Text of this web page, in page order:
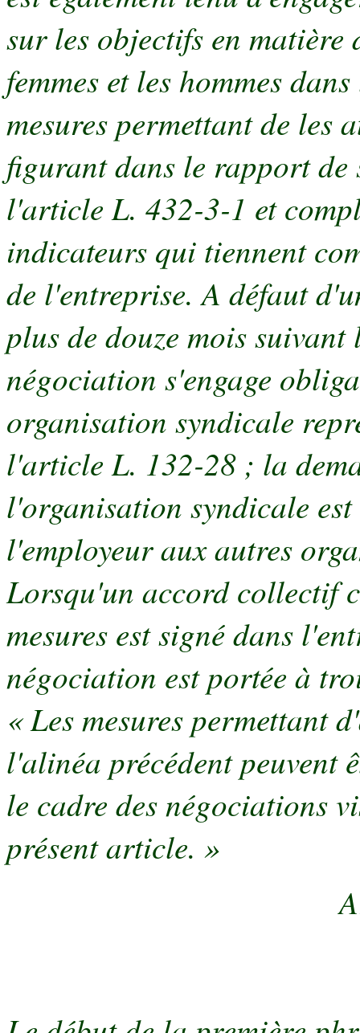
sur les objectifs en matière
femmes et les hommes
mesures permettant de les
figurant dans le rapport
l'article L. 432-3-1 et
indicateurs qui tiennent
de l'entreprise. A défaut
plus de douze mois
négociation s'engage
organisation syndicale
l'article L. 132-28 ; la
l'organisation syndicale
l'employeur aux autres
Lorsqu'un accord collectif
mesures est signé dans
négociation est portée à
« Les mesures permettant
l'alinéa précédent peuvent
le cadre des négociations
présent article. »